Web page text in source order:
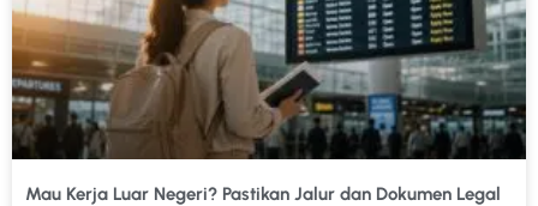
Mau Kerja Luar Negeri? Pastikan Jalur dan Dokumen Legal